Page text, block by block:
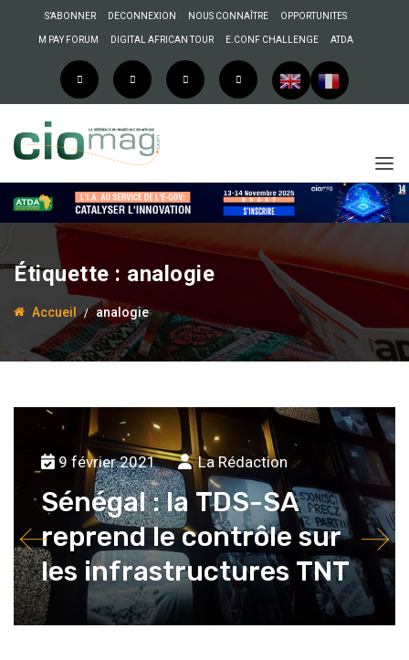
S’ABONNER DECONNEXION NOUS CONNAÎTRE OPPORTUNITES
M PAY FORUM DIGITAL AFRICAN TOUR E.CONF CHALLENGE ATDA
Étiquette : analogie
Accueil analogie
9 février 2021 La Rédaction
Sénégal : la TDS-SA
reprend le contrôle sur
les infrastructures TNT